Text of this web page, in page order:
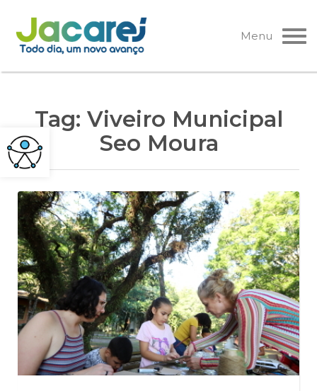
Pular
para
o
Menu
Tag: Viveiro Municipal
Seo Moura